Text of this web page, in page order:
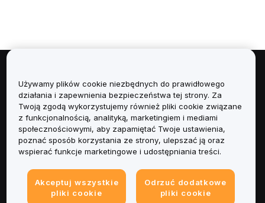
Informacje
Usługi
Obsługa Klienta
Informacje prawne
Używamy plików cookie niezbędnych do prawidłowego
działania i zapewnienia bezpieczeństwa tej strony. Za
Twoją zgodą wykorzystujemy również pliki cookie związane
z funkcjonalnością, analityką, marketingiem i mediami
społecznościowymi, aby zapamiętać Twoje ustawienia,
poznać sposób korzystania ze strony, ulepszać ją oraz
wspierać funkcje marketingowe i udostępniania treści.
Akceptuj wszystkie
pliki cookie
Odrzuć dodatkowe
pliki cookie